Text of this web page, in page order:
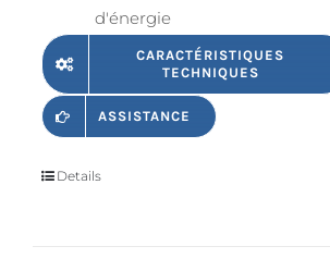
d'énergie
CARACTÉRISTIQUES
TECHNIQUES
ASSISTANCE
Details